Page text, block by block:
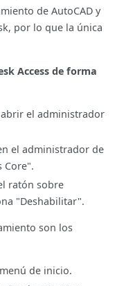
de AutoCAD y
por lo que la única
Access de forma
el administrador
el administrador de
Core".
ratón sobre
"Deshabilitar".
son los
de inicio.